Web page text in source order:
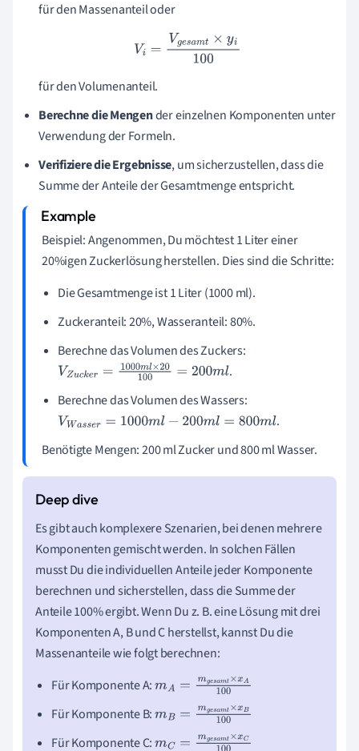
für den Massenanteil oder
V =V esamt×y i100
für den Volumenanteil.
Berechne die Mengender einzelnen Komponenten unter
Verwendung der Formeln.
Verifiziere die Ergebnisse, um sicherzustellen, dass die
Summe der Anteile der Gesamtmenge entspricht.
Beispiel: Angenommen, Du möchtest 1 Liter einer
20%igen Zuckerlösung herstellen. Dies sind die Schritte:
Die Gesamtmenge ist 1 Liter (1000 ml).
Zuckeranteil: 20%, Wasseranteil: 80%.
Berechne das Volumen des Zuckers:
VZucker =1000ml×20100= 200ml .
Berechne das Volumen des Wassers:
VWasser =1000ml−200m l=800m
.
Benötigte Mengen: 200 ml Zucker und 800 ml Wasser.
Es gibt auch komplexere Szenarien, bei denen mehrere
Komponenten gemischt werden. In solchen Fällen
musst Du die individuellen Anteile jeder Komponente
berechnen und sicherstellen, dass die Summe der
Anteile 100% ergibt. Wenn Du z. B. eine Lösung mit drei
Komponenten A, B und C herstellst, kannst Du die
Massenanteile wie folgt berechnen:
Für Komponente A:mA= mg esamt×xA1
00
Für Komponente B:mB= mg esamt×xB1
00
Für Komponente C:mC= mg esamt×xC1